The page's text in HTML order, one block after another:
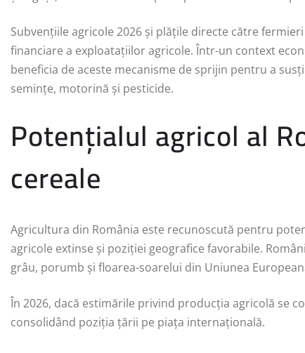
Subvențiile agricole 2026 și plățile directe către
financiare a exploatațiilor agricole. Într-un context
beneficia de aceste mecanisme de sprijin pentru a
semințe, motorină și pesticide.
Potențialul agricol al
cereale
Agricultura din România este recunoscută pentru
agricole extinse și poziției geografice favorabile.
grâu, porumb și floarea-soarelui din Uniunea
În 2026, dacă estimările privind producția agricolă se
consolidând poziția țării pe piața internațională.